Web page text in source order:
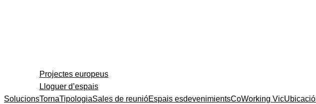
Solucions
Projectes europeus
Lloguer d’espais
TornaTipologiaSales de reunióEspais esdevenimientsCoWorking VicUbicació